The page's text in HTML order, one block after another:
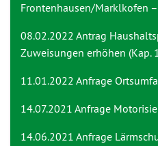
Frontenhausen/Marklkofen
08.02.2022 Antrag
Zuweisungen erhöhen (Kap.
11.01.2022 Anfrage
14.07.2021 Anfrage
14.06.2021 Anfrage